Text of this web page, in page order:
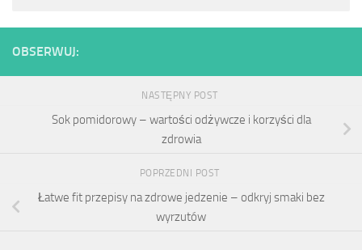
OBSERWUJ:
NASTĘPNY POST
Sok pomidorowy – wartości odżywcze i korzyści dla
zdrowia
POPRZEDNI POST
Łatwe fit przepisy na zdrowe jedzenie – odkryj smaki bez
wyrzutów